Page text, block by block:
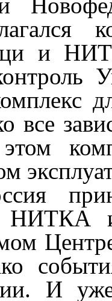
и
все
НИТКА
И